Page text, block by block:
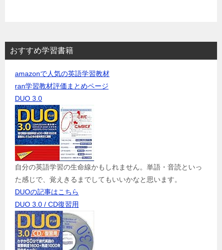
おすすめ学習書籍
amazonで人気の英語学習教材
ran学習教材評価まとめページ
DUO 3.0
自分の英語学習の生命線かもしれません。単語・音読といっ
た感じで、覚えきるまでしてもいいかなと思います。
DUOの記事はこちら
DUO 3.0 / CD復習用